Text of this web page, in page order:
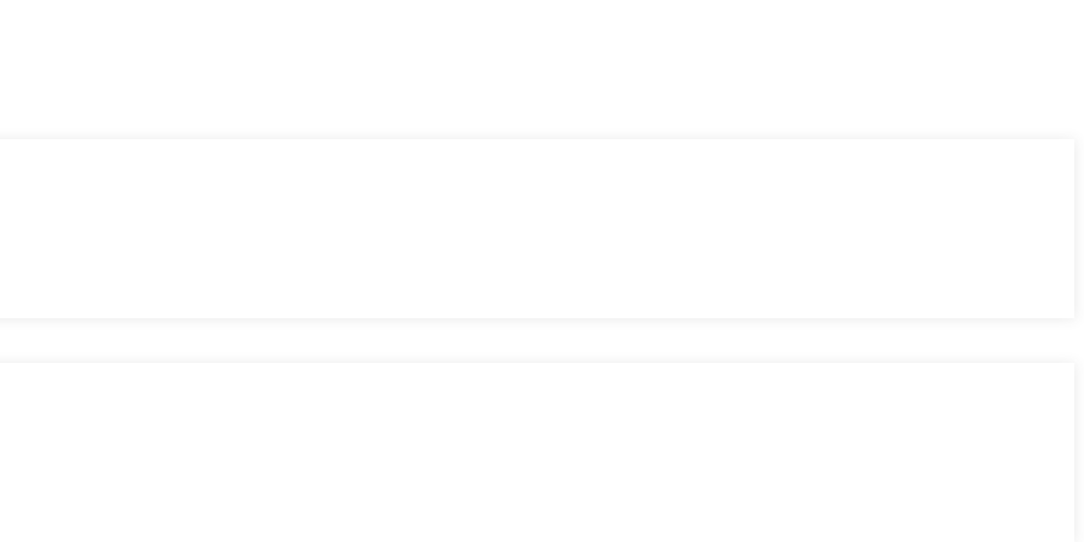
complicações.
do mercado.
e dApps.